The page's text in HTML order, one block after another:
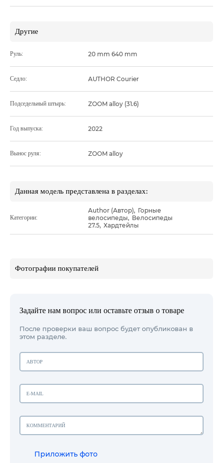
Другие
Руль: 20 mm 640 mm
Седло: AUTHOR Courier
Подседельный штырь: ZOOM alloy (31.6)
Год выпуска: 2022
Вынос руля: ZOOM alloy
Данная модель представлена в разделах:
Категории:
Author (Автор), Горные
велосипеды, Велосипеды
27.5, Хардтейлы
Фотографии покупателей
Задайте нам вопрос или оставьте отзыв о товаре
После проверки ваш вопрос будет опубликован в
этом разделе.
Приложить фото